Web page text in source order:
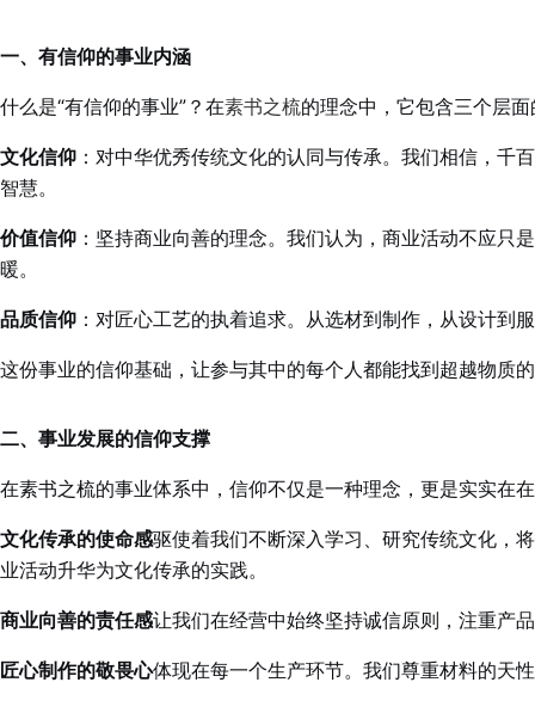
一、有信仰的事业内涵
什么是“有信仰的事业”？在素书之梳的理念中，它包含三个层
文化信仰 ：对中华优秀传统文化的认同与传承。我们相信，
智慧。
价值信仰 ：坚持商业向善的理念。我们认为，商业活动不应
暖。
品质信仰 ：对匠心工艺的执着追求。从选材到制作，从设计
这份事业的信仰基础，让参与其中的每个人都能找到超越物质
二、事业发展的信仰支撑
在素书之梳的事业体系中，信仰不仅是一种理念，更是实实在
文化传承的使命感驱使着我们不断深入学习、研究传统文化，
业活动升华为文化传承的实践。
商业向善的责任感让我们在经营中始终坚持诚信原则，注重产
匠心制作的敬畏心体现在每一个生产环节。我们尊重材料的天